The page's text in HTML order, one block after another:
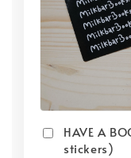
HAVE A
stickers)